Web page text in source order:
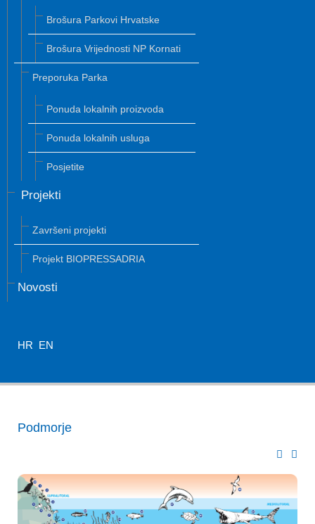
Brošura Parkovi Hrvatske
Brošura Vrijednosti NP Kornati
Preporuka Parka
Ponuda lokalnih proizvoda
Ponuda lokalnih usluga
Posjetite
Projekti
Završeni projekti
Projekt BIOPRESSADRIA
Novosti
HR EN
Podmorje